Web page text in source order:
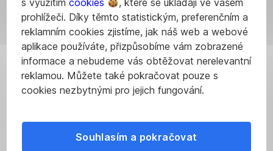
prohlížeči. Díky těmto statistickým, preferenčním a
reklamním cookies zjistíme, jak náš web a webové
aplikace používáte, přizpůsobíme vám zobrazené
informace a nebudeme vás obtěžovat nerelevantní
reklamou. Můžete také pokračovat pouze s
cookies nezbytnými pro jejich fungování.
Souhlasím a pokračovat